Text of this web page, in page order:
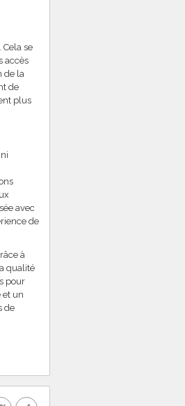
se
accès
de la
de
plus
avec
de
à
qualité
pour
et un
de